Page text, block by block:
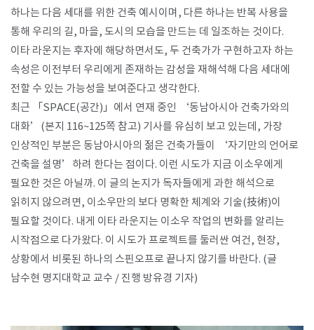
하나는 다음 세대를 위한 건축 예시이며 , 다른 하나는 반복 사용을
통해 우리의 길, 마을, 도시의 모습을 만드는 데 일조하는 것이다.
이타 라운지는 후자에 해당하면서도, 두 건축가가 구현하고자 하는
속성은 이전부터 우리에게 존재하는 감성을 재해석해 다음 세대에
전할 수 있는 가능성을 보여준다고 생각한다.
최근
「 SPACE(공간) 」 에서 연재 중인 ‘동남아시아 건축가와의
대화’(본지 116~125쪽 참고) 기사를 유심히 보고 있는데 , 가장
인상적인 부분은 동남아시아의 젊은 건축가들이
‘자기만의 언어로
건축을 설명’ 하려 한다는 점이다. 이런 시도가 지금 이소우에게
필요한 것은 아닐까. 이 글의 논지가 독자들에게 과한 해석으로
읽히지 않으려면, 이소우만의 보다 명확한 체계와 기술(技術)이
필요할 것이다. 내게 이타 라운지는 이소우 작업의 변화를 알리는
시작점으로 다가왔다. 이 시도가 프로젝트를 둘러싼 여건, 현장,
상황에서 비롯된 하나의 스핀오프로 끝나지 않기를 바란다. (글
남수현 명지대학교 교수 / 진행 방유경 기자)